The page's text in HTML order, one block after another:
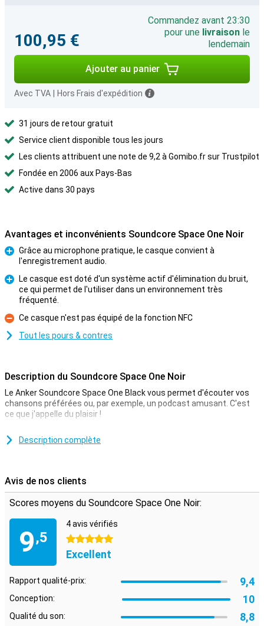
100,95 €
Commandez avant 23:30
pour une livraison le
lendemain
Ajouter au panier
Avec TVA Hors Frais d'expédition
31 jours de retour gratuit
Service client disponible tous les jours
Les clients attribuent une note de 9,2 à Gomibo.fr sur Trustpilot
Fondée en 2006 aux Pays-Bas
Active dans 30 pays
Avantages et inconvénients Soundcore Space One Noir
Pour
Grâce au microphone pratique, le casque convient à
l'enregistrement audio.
Pour
Le casque est doté d'un système actif d'élimination du bruit,
ce qui permet de l'utiliser dans un environnement très
fréquenté.
Contre
Ce casque n'est pas équipé de la fonction NFC
Tout les pours & contres
Description du Soundcore Space One Noir
Le Anker Soundcore Space One Black vous permet d'écouter vos
chansons préférées ou, par exemple, un podcast amusant. C'est
ce que j'appelle du plaisir !
Profitez de votre musique sans être dérangé
écouteurs sont dotés d'un connecteur audio de 3,5 mm, ce qui
vous permet de les connecter facilement à un smartphone ou à un
lecteur MP3 doté d'une entrée audio de 3,5 mm. L'annulation active
du bruit vous permet d'assister à votre conférence téléphonique
en toute tranquillité, sans être dérangé par les bruits environnants.
Tirez le meilleur parti de votre son avec ce casque Anker
Soundcore Space One Black.
Grâce aux oreillettes pivotantes pratiques de l'Anker Soundcore
musique, de votre série ou de votre podcast. En effet, les
fonction de réglage.
Description complète
Avis de nos clients
Scores moyens du Soundcore Space One Noir:
9,5
4 avis vérifiés
5 étoiles
Excellent
Rapport qualité-prix: 9,4
Conception: 10
Qualité du son: 8,8